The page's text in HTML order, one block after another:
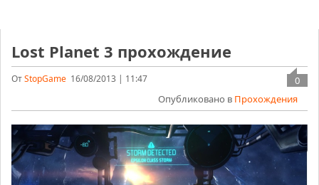
Lost Planet 3 прохождение
ОтStopGame 16/08/2013 | 11:47
0
Опубликовано в Прохождения